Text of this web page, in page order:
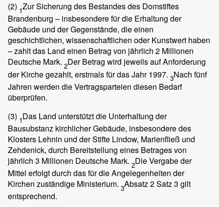
(2) 1Zur Sicherung des Bestandes des Domstiftes
Brandenburg – insbesondere für die Erhaltung der
Gebäude und der Gegenstände, die einen
geschichtlichen, wissenschaftlichen oder Kunstwert haben
– zahlt das Land einen Betrag von jährlich 2 Millionen
Deutsche Mark. 2Der Betrag wird jeweils auf Anforderung
der Kirche gezahlt, erstmals für das Jahr 1997. 3Nach fünf
Jahren werden die Vertragsparteien diesen Bedarf
überprüfen.
(3) 1Das Land unterstützt die Unterhaltung der
Bausubstanz kirchlicher Gebäude, insbesondere des
Klosters Lehnin und der Stifte Lindow, Marienfließ und
Zehdenick, durch Bereitstellung eines Betrages von
jährlich 3 Millionen Deutsche Mark. 2Die Vergabe der
Mittel erfolgt durch das für die Angelegenheiten der
Kirchen zuständige Ministerium. 3Absatz 2 Satz 3 gilt
entsprechend.